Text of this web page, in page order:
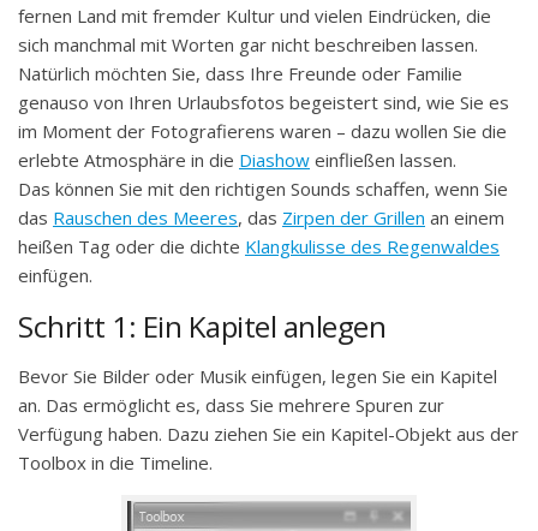
fernen Land mit fremder Kultur und vielen Eindrücken, die
sich manchmal mit Worten gar nicht beschreiben lassen.
Natürlich möchten Sie, dass Ihre Freunde oder Familie
genauso von Ihren Urlaubsfotos begeistert sind, wie Sie es
im Moment der Fotografierens waren – dazu wollen Sie die
erlebte Atmosphäre in die Diashow einfließen lassen.
Das können Sie mit den richtigen Sounds schaffen, wenn Sie
das Rauschen des Meeres, das Zirpen der Grillen an einem
heißen Tag oder die dichte Klangkulisse des Regenwaldes
einfügen.
Schritt 1: Ein Kapitel anlegen
Bevor Sie Bilder oder Musik einfügen, legen Sie ein Kapitel
an. Das ermöglicht es, dass Sie mehrere Spuren zur
Verfügung haben. Dazu ziehen Sie ein Kapitel-Objekt aus der
Toolbox in die Timeline.